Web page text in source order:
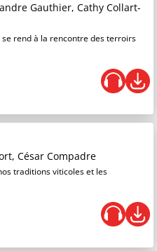
Gauthier, Cathy Collart-
rend à la rencontre des terroirs
César Compadre
traditions viticoles et les